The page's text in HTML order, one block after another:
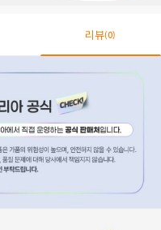
리뷰(0)